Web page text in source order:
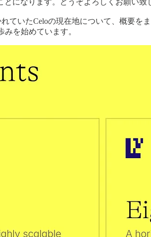
になります。どうぞよろしくお願い致
ていたCeloの現在地について、概要
を始めています。